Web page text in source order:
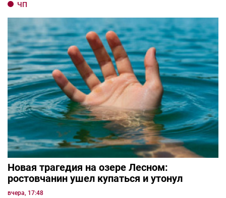
ЧП
Новая трагедия на озере Лесном:
ростовчанин ушел купаться и утонул
вчера, 17:48